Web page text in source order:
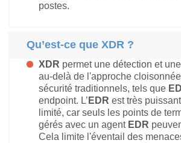
postes.
Qu’est-ce que XDR ?
XDR permet une détection et
au-delà de l'approche
sécurité traditionnels, tels que
endpoint. L’ EDR est très
limité, car seuls les points de
gérés avec un agent EDR
Cela limite l'éventail des